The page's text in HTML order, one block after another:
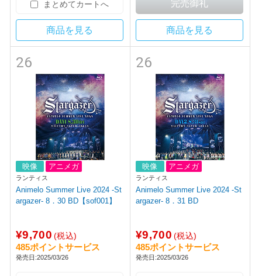
まとめてカートへ
商品を見る 商品を見る
26
映像 アニメガ
ランティス
Animelo Summer Live 2024 -St
argazer- 8．30 BD【sof001】
¥9,700 (税込)
485ポイントサービス
発売日:2025/03/26
26
映像 アニメガ
ランティス
Animelo Summer Live 2024 -St
argazer- 8．31 BD
¥9,700 (税込)
485ポイントサービス
発売日:2025/03/26